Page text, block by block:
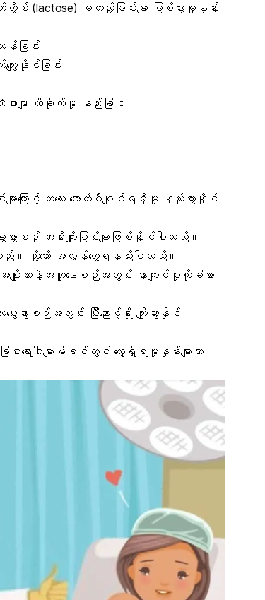
မတည့်ခြင်းများ ဖြစ်ပွားမှုနှန်း
န်ခြင်း
ေးနိုင်ခြင်း
ာများ ထိခိုက်မှု နည်းခြင်း
ားကြောင့် ကလေး အောက်စီဂျင်ရရှိမှု နည်းသွားနိုင်
းစဉ် အရိုးကျိုးခြင်းများဖြစ်နိုင်ပါသည်။
ပါသည်။ သို့သော် အလွန်တွေ့ရနည်းပါသည်။
း အမျိုးသားနဲ့အတူနေစဉ်အတွင်း နာကျင်မှုကိုခံစား
ေးဖွားစဉ်အတွင်း မြီးညောင့်ရိုး ကျိုးသွားနိုင်
းရောဂါများမိခင်တွင် တွေ့ရှိရမှုနှုန်းများလာ